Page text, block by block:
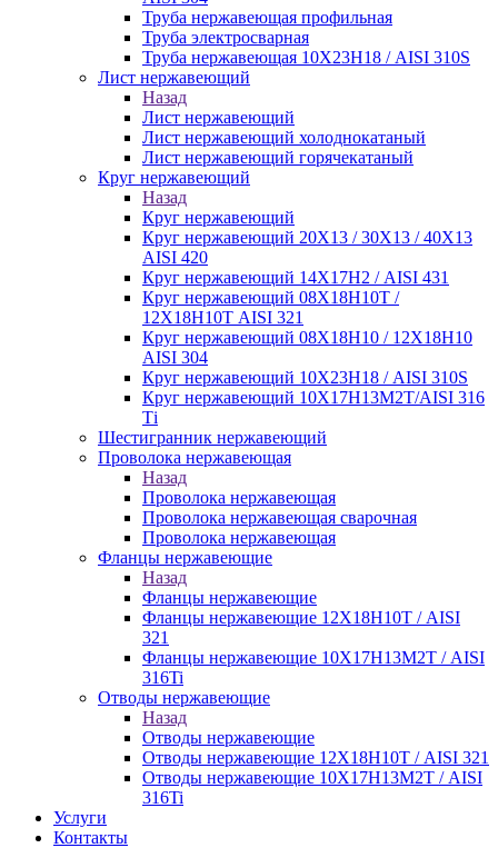
Труба нержавеющая профильная
Труба электросварная
Труба нержавеющая 10Х23Н18 / AISI 310S
Лист нержавеющий
Назад
Лист нержавеющий
Лист нержавеющий холоднокатаный
Лист нержавеющий горячекатаный
Круг нержавеющий
Назад
Круг нержавеющий
Круг нержавеющий 20Х13 / 30Х13 / 40Х13
AISI 420
Круг нержавеющий 14Х17Н2 / AISI 431
Круг нержавеющий 08Х18Н10Т /
12Х18Н10Т AISI 321
Круг нержавеющий 08Х18Н10 / 12Х18Н10
AISI 304
Круг нержавеющий 10Х23Н18 / AISI 310S
Круг нержавеющий 10Х17Н13М2Т/AISI 316
Тi
Шестигранник нержавеющий
Проволока нержавеющая
Назад
Проволока нержавеющая
Проволока нержавеющая сварочная
Проволока нержавеющая
Фланцы нержавеющие
Назад
Фланцы нержавеющие
Фланцы нержавеющие 12Х18Н10Т / AISI
321
Фланцы нержавеющие 10Х17Н13М2Т / AISI
316Ti
Отводы нержавеющие
Назад
Отводы нержавеющие
Отводы нержавеющие 12Х18Н10Т / AISI 321
Отводы нержавеющие 10Х17Н13М2Т / AISI
316Ti
Услуги
Контакты